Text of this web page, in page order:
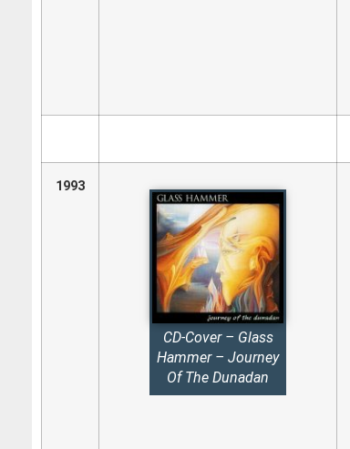
1993
CD-Cover – Glass
Hammer – Journey
Of The Dunadan